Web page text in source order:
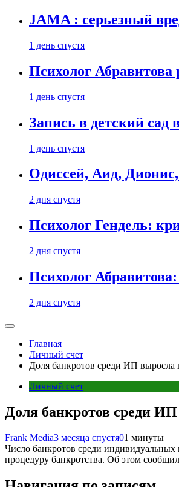
JAMA : серьезный
1 день спустя
Психолог Абравитова
1 день спустя
Запись в детский сад
1 день спустя
Одиссей, Аид,
2 дня спустя
Психолог Гендель:
2 дня спустя
Психолог
2 дня спустя
Главная
Личный счет
Доля банкротов среди ИП выросла
Личный счет
Доля банкротов среди
Frank Media3 месяца спустя01 минуты
Число банкротов среди
процедуру банкротства. Об этом